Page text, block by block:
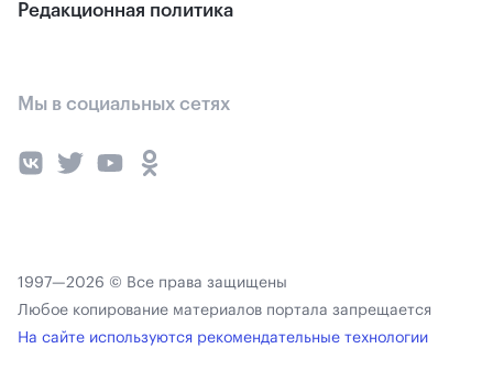
Редакционная политика
Мы в социальных сетях
1997—2026 © Все права защищены
Любое копирование материалов портала запрещается
На сайте используются рекомендательные технологии